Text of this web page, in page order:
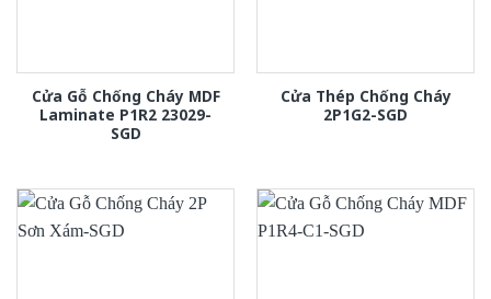
Cửa Gỗ Chống Cháy MDF
Laminate P1R2 23029-
SGD
Cửa Thép Chống Cháy
2P1G2-SGD